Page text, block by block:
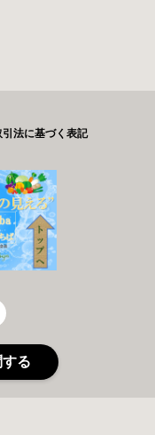
引法に基づく表記
る